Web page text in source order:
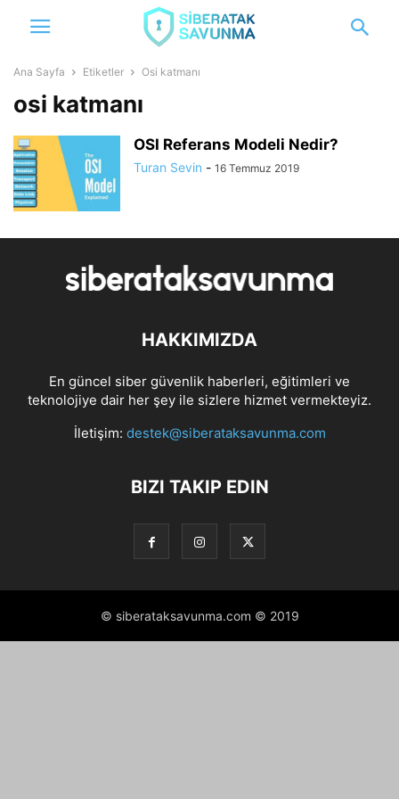
Ana Sayfa Etiketler Osi katmanı
osi katmanı
OSI Referans Modeli Nedir?
Turan Sevin - 16 Temmuz 2019
HAKKIMIZDA
En güncel siber güvenlik haberleri, eğitimleri ve
teknolojiye dair her şey ile sizlere hizmet vermekteyiz.
İletişim: destek@siberataksavunma.com
BIZI TAKIP EDIN
© siberataksavunma.com © 2019